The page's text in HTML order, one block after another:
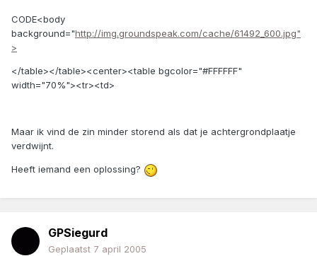
CODE<body
background="http://img.groundspeak.com/cache/61492_600.jpg"
>
</table></table><center><table bgcolor="#FFFFFF"
width="70%"><tr><td>
Maar ik vind de zin minder storend als dat je achtergrondplaatje
verdwijnt.
Heeft iemand een oplossing?
GPSiegurd
Geplaatst 7 april 2005